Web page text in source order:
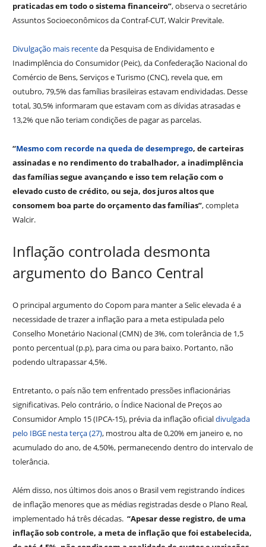
praticadas em todo o sistema financeiro”, observa o secretário
Assuntos Socioeconômicos da Contraf-CUT, Walcir Previtale.
Divulgação mais recenteda Pesquisa de Endividamento e
Inadimplência do Consumidor (Peic), da Confederação Nacional do
Comércio de Bens, Serviços e Turismo (CNC), revela que, em
outubro, 79,5% das famílias brasileiras estavam endividadas. Desse
total, 30,5% informaram que estavam com as dívidas atrasadas e
13,2% que não teriam condições de pagar as parcelas.
“Mesmo com recorde na queda de desemprego, de carteiras
assinadas e no rendimento do trabalhador, a inadimplência
das famílias segue avançando e isso tem relação com o
elevado custo de crédito, ou seja, dos juros altos que
consomem boa parte do orçamento das famílias”, completa
Walcir.
Inflação controlada desmonta
argumento do Banco Central
O principal argumento do Copom para manter a Selic elevada é a
necessidade de trazer a inflação para a meta estipulada pelo
Conselho Monetário Nacional (CMN) de 3%, com tolerância de 1,5
ponto percentual (p.p), para cima ou para baixo. Portanto, não
podendo ultrapassar 4,5%.
Entretanto, o país não tem enfrentado pressões inflacionárias
significativas. Pelo contrário, o Índice Nacional de Preços ao
Consumidor Amplo 15 (IPCA-15), prévia da inflação oficialdivulgada
pelo IBGE nesta terça (27), mostrou alta de 0,20% em janeiro e, no
acumulado do ano, de 4,50%, permanecendo dentro do intervalo de
tolerância.
Além disso, nos últimos dois anos o Brasil vem registrando índices
de inflação menores que as médias registradas desde o Plano Real,
implementado há três décadas. “Apesar desse registro, de uma
inflação sob controle, a meta de inflação que foi estabelecida,